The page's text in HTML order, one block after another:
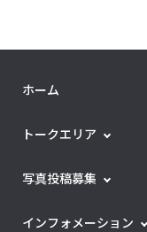
ホーム
トークエリア
写真投稿募集
インフォメーション